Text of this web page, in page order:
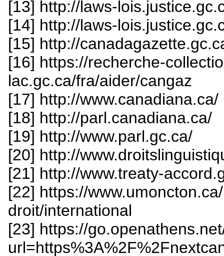
[13] http://laws-
[14] http://laws-
[15] http://
[16] https://recherche-
lac.gc.ca/fra/aider/cangaz
[17] http://www.canadiana.ca/
[18] http://parl.canadiana.ca/
[19] http://www.parl.gc.ca/
[20] http://
[21] http://www.treaty-
[22] https://
droit/international
[23] https://